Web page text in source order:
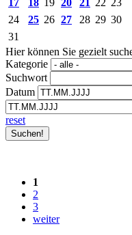
17
18 19 20 21 22 23
24
25 26 27 28 29 30
31
Hier können Sie gezielt
Kategorie
Suchwort
Datum
reset
1
2
3
weiter